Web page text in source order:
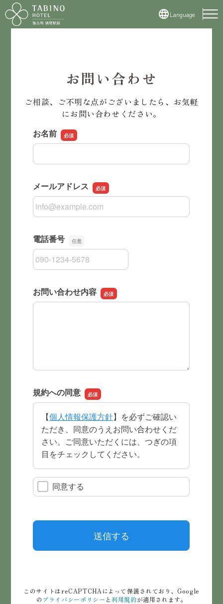
Language
お問い合わせ
ご相談、ご不明な点がございましたら、お気軽
にお問い合わせください。
このサイトはreCAPTCHAによって保護されており、Google
の プライバシーポリシー と 利用規約が適用されます。